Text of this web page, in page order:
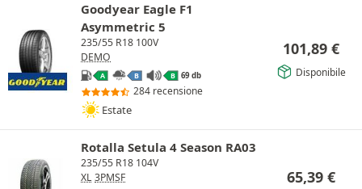
Goodyear Eagle F1
Asymmetric 5
235/55 R18 100V
DEMO
A B B 69 db
284 recensione
Estate
101,89 €
Disponibile
Rotalla Setula 4 Season RA03
235/55 R18 104V
XL 3PMSF 65,39 €